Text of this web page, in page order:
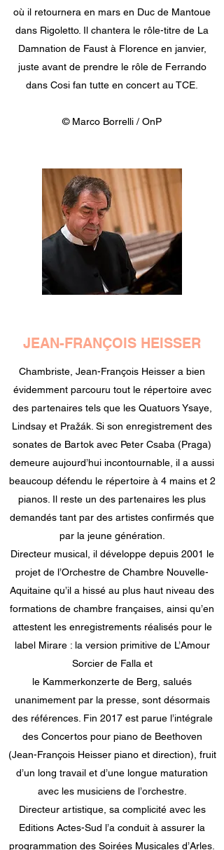
où il retournera en mars en Duc de Mantoue
dans Rigoletto. Il chantera le rôle-titre de La
Damnation de Faust à Florence en janvier,
juste avant de prendre le rôle de Ferrando
dans Cosi fan tutte en concert au TCE.
© Marco Borrelli / OnP
JEAN-FRANÇOIS HEISSER
Chambriste, Jean-François Heisser a bien
évidemment parcouru tout le répertoire avec
des partenaires tels que les Quatuors Ysaye,
Lindsay et Pražák. Si son enregistrement des
sonates de Bartok avec Peter Csaba (Praga)
demeure aujourd’hui incontournable, il a aussi
beaucoup défendu le répertoire à 4 mains et 2
pianos. Il reste un des partenaires les plus
demandés tant par des artistes confirmés que
par la jeune génération.
Directeur musical, il développe depuis 2001 le
projet de l’Orchestre de Chambre Nouvelle-
Aquitaine qu’il a hissé au plus haut niveau des
formations de chambre françaises, ainsi qu’en
attestent les enregistrements réalisés pour le
label Mirare : la version primitive de L’Amour
Sorcier de Falla et
le Kammerkonzerte de Berg, salués
unanimement par la presse, sont désormais
des références. Fin 2017 est parue l’intégrale
des Concertos pour piano de Beethoven
(Jean-François Heisser piano et direction), fruit
d’un long travail et d’une longue maturation
avec les musiciens de l’orchestre.
Directeur artistique, sa complicité avec les
Editions Actes-Sud l’a conduit à assurer la
programmation des Soirées Musicales d’Arles.